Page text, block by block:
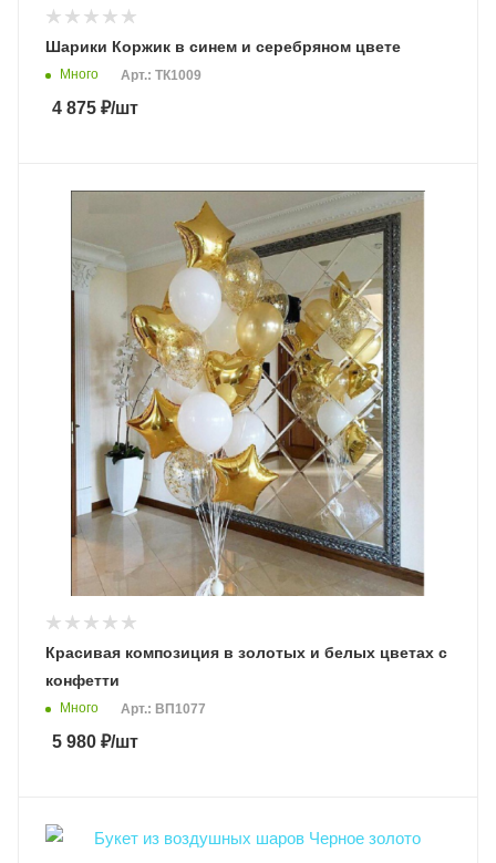
Шарики Коржик в синем и серебряном цвете
Много Арт.: ТК1009
4 875 ₽/шт
Красивая композиция в золотых и белых цветах с
конфетти
Много Арт.: ВП1077
5 980 ₽/шт